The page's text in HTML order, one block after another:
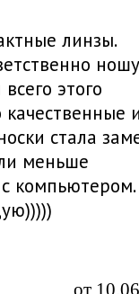
линзы.
этого
стала
меньше
компьютером.
от